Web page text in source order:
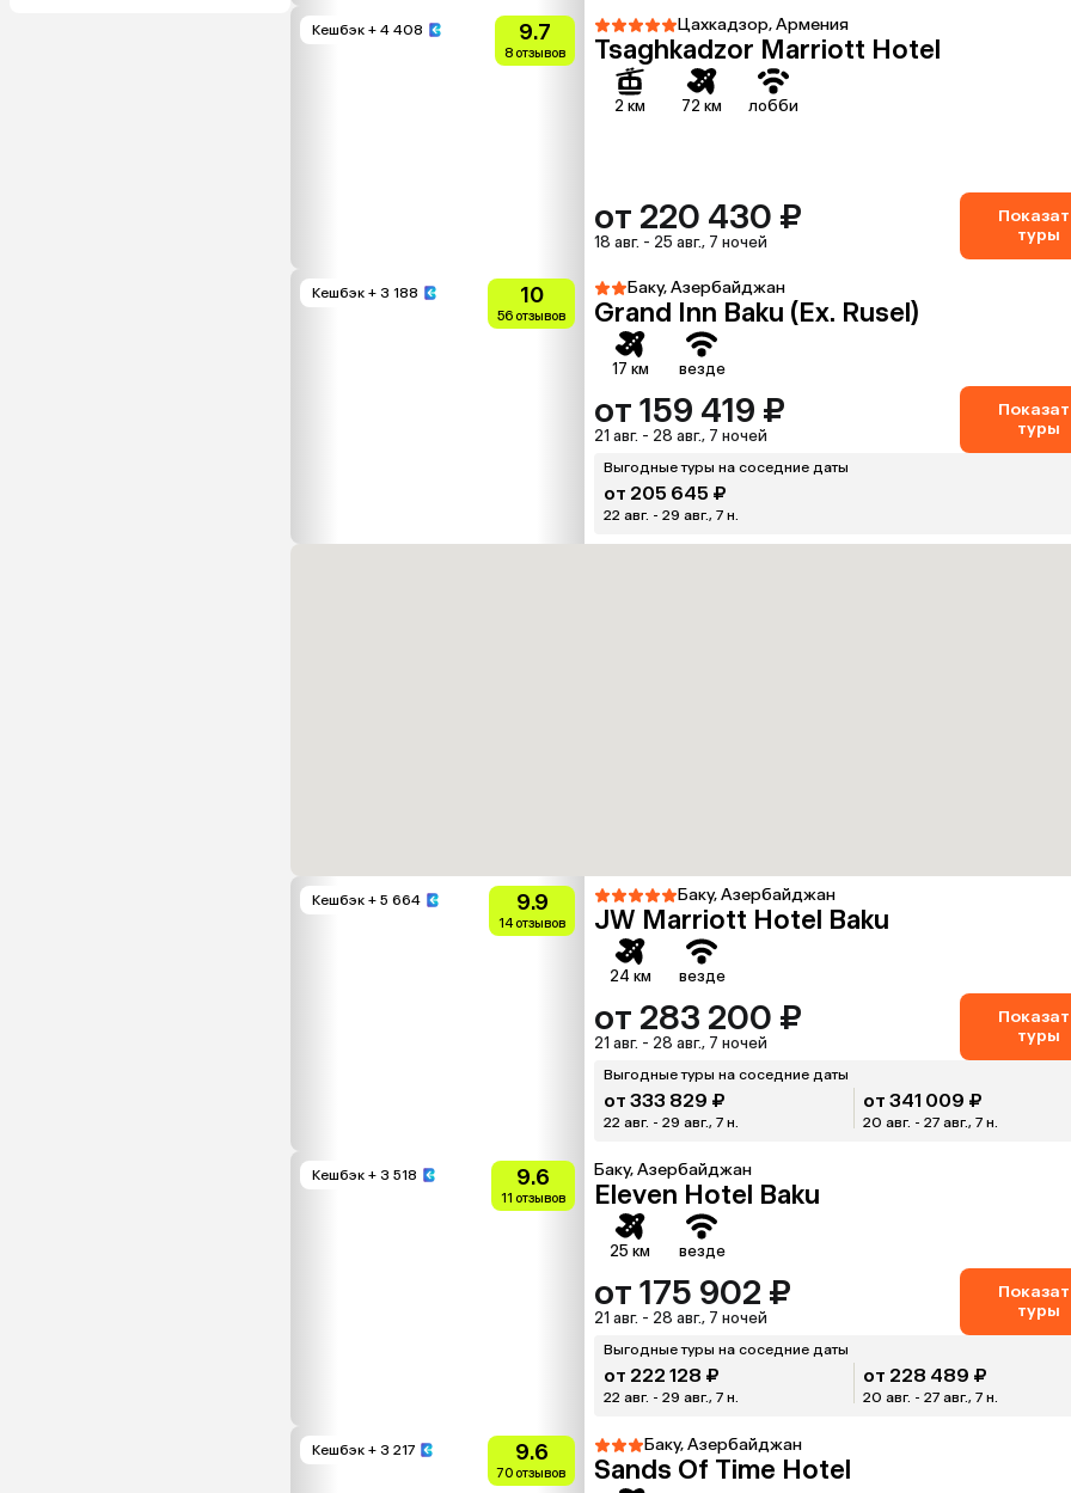
Кешбэк + 4 408 9.7
8 отзывов
Цахкадзор, Армения
Tsaghkadzor Marriott Hotel
2 км 72 км лобби
от 220 430 ₽
18 авг. - 25 авг., 7 ночей
туры
Кешбэк + 3 188 10
56 отзывов
Баку, Азербайджан
Grand Inn Baku (Ex. Rusel)
17 км везде
от 159 419 ₽
21 авг. - 28 авг., 7 ночей
туры
Выгодные туры на соседние даты
от 205 645 ₽
22 авг. - 29 авг., 7 н.
Кешбэк + 5 664 9.9
14 отзывов
Баку, Азербайджан
JW Marriott Hotel Baku
24 км везде
от 283 200 ₽
21 авг. - 28 авг., 7 ночей
туры
Выгодные туры на соседние даты
от 333 829 ₽
22 авг. - 29 авг., 7 н.
от 341 009 ₽
20 авг. - 27 авг., 7 н.
Кешбэк + 3 518 9.6
11 отзывов
Баку, Азербайджан
Eleven Hotel Baku
25 км везде
от 175 902 ₽
21 авг. - 28 авг., 7 ночей
туры
Выгодные туры на соседние даты
от 222 128 ₽
22 авг. - 29 авг., 7 н.
от 228 489 ₽
20 авг. - 27 авг., 7 н.
Кешбэк + 3 217 9.6
70 отзывов
Баку, Азербайджан
Sands Of Time Hotel